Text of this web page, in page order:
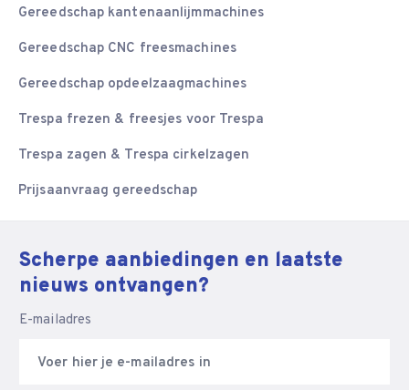
Gereedschap kantenaanlijmmachines
Gereedschap CNC freesmachines
Gereedschap opdeelzaagmachines
Trespa frezen & freesjes voor Trespa
Trespa zagen & Trespa cirkelzagen
Prijsaanvraag gereedschap
Scherpe aanbiedingen en laatste
nieuws ontvangen?
E-mailadres